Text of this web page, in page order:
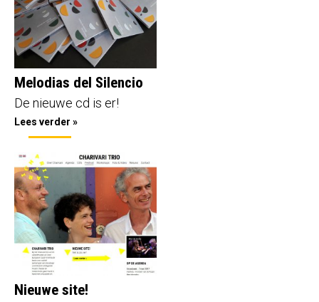
Melodias del Silencio
De nieuwe cd is er!
Lees verder »
Nieuwe site!